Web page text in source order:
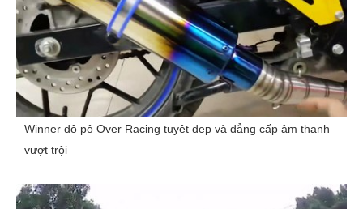
Winner độ pô Over Racing tuyệt đẹp và đẳng cấp âm thanh
vượt trội